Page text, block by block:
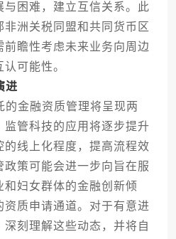
与困难，建立互信关系。此
洲关税同盟和共同货币区
前瞻性考虑未来业务向周边
可能性。
进
金融资质管理将呈现两
监管科技的应用将逐步提升
的线上化程度，提高流程效
策可能会进一步向旨在服
妇女群体的金融创新倾
质申请通道。对于有意进
深刻理解这些动态，并将自